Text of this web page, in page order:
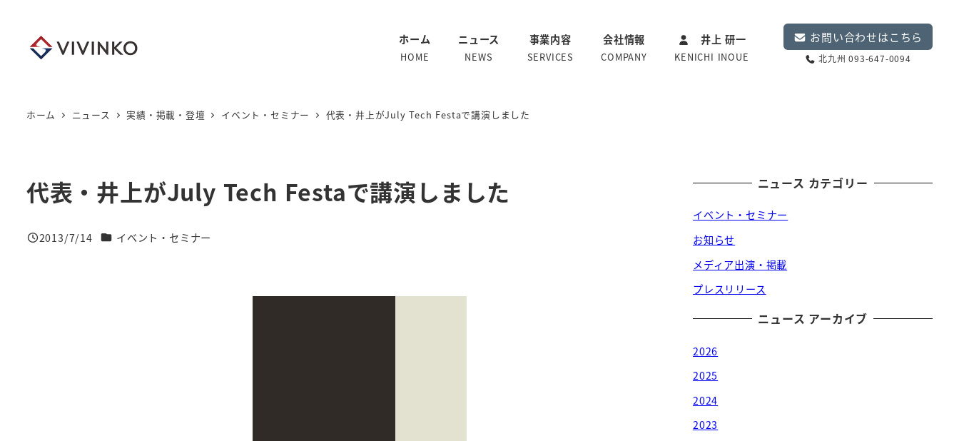
ホーム
HOME
ニュース
NEWS
事業内容
SERVICES
会社情報
COMPANY
井上 研一
KENICHI INOUE
お問い合わせはこちら
北九州 093-647-0094
ホーム ニュース 実績・掲載・登壇 イベント・セミナー 代表・井上がJuly Tech Festaで講演しました
代表・井上がJuly Tech Festaで講演しました
投稿日
2013/7/14 ニュースカテゴリー
イベント・セミナー
ニュース カテゴリー
イベント・セミナー
お知らせ
メディア出演・掲載
プレスリリース
ニュース アーカイブ
2026
2025
2024
2023